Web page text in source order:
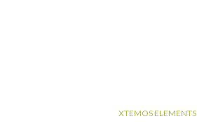
XTEMOS ELEMENTS